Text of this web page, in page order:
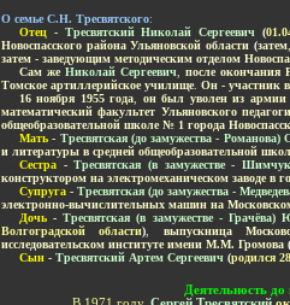
О семье С.Н. Тресвятского:
Отец -Тресвятский Николай Сергеевич (
Новоспасского района Ульяновской области (затем
затем - заведующим методическим отделом
Сам жеНиколай Сергеевич,
после окончания
Томское артиллерийское училище Он - участник
16 ноября 1955 года
он был уволен из армии
математический факультет Ульяновского
общеобразовательной школе № 1 города
Мать - Тресвятская (до замужества -
и литературы в средней общеобразовательной
Сестра -Тресвятская (в замужестве -
конструктором на электромеханическом заводе в
Супруга - Тресвятская (до замужества -
электронно-вычислительных машин на
Дочь-Тресвятская (в замужестве -
Волгоградской области)
выпускница
исследовательском институте имени М.М. Громова (
Сын - Тресвятский Артем Сергеевич (родился
Деятельность